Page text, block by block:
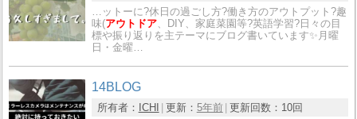
…ットーに?休日の過ごし方?働き方のアウトプット?趣
味(アウトドア、DIY、家庭菜園等?英語学習?日々の目
標や振り返りを主テーマにブログ書いています✨月曜
日・金曜…
14BLOG
所有者： ICHI 更新： 5年前 更新回数： 10回